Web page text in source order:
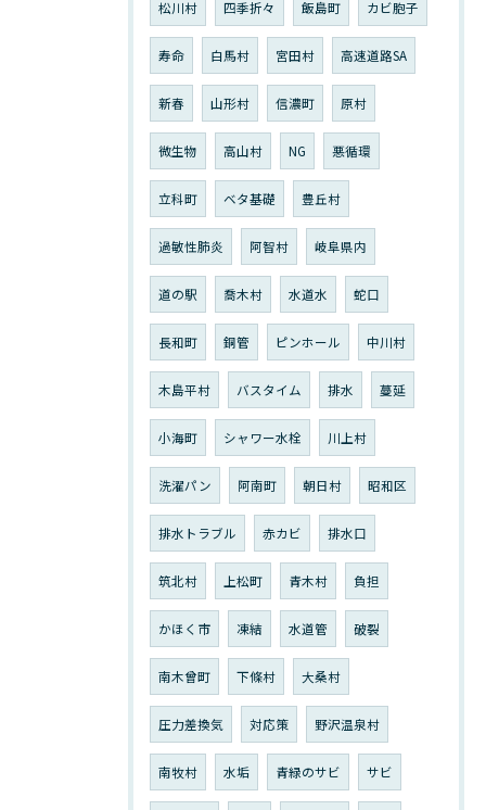
松川村 四季折々 飯島町 カビ胞子
寿命 白馬村 宮田村 高速道路SA
新春 山形村 信濃町 原村
微生物 高山村 NG 悪循環
立科町 ベタ基礎 豊丘村
過敏性肺炎 阿智村 岐阜県内
道の駅 喬木村 水道水 蛇口
長和町 銅管 ピンホール 中川村
木島平村 バスタイム 排水 蔓延
小海町 シャワー水栓 川上村
洗濯パン 阿南町 朝日村 昭和区
排水トラブル 赤カビ 排水口
筑北村 上松町 青木村 負担
かほく市 凍結 水道管 破裂
南木曾町 下條村 大桑村
圧力差換気 対応策 野沢温泉村
南牧村 水垢 青緑のサビ サビ